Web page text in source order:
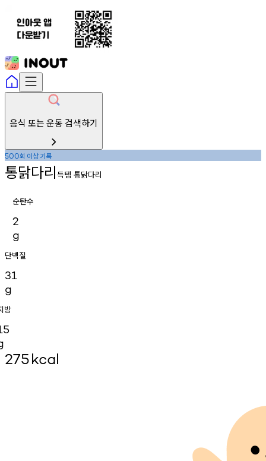
음식 또는 운동 검색하기
500회 이상기록
통닭다리득템 통닭다리
순탄수
2
g
단백질
31
g
방
275kcal